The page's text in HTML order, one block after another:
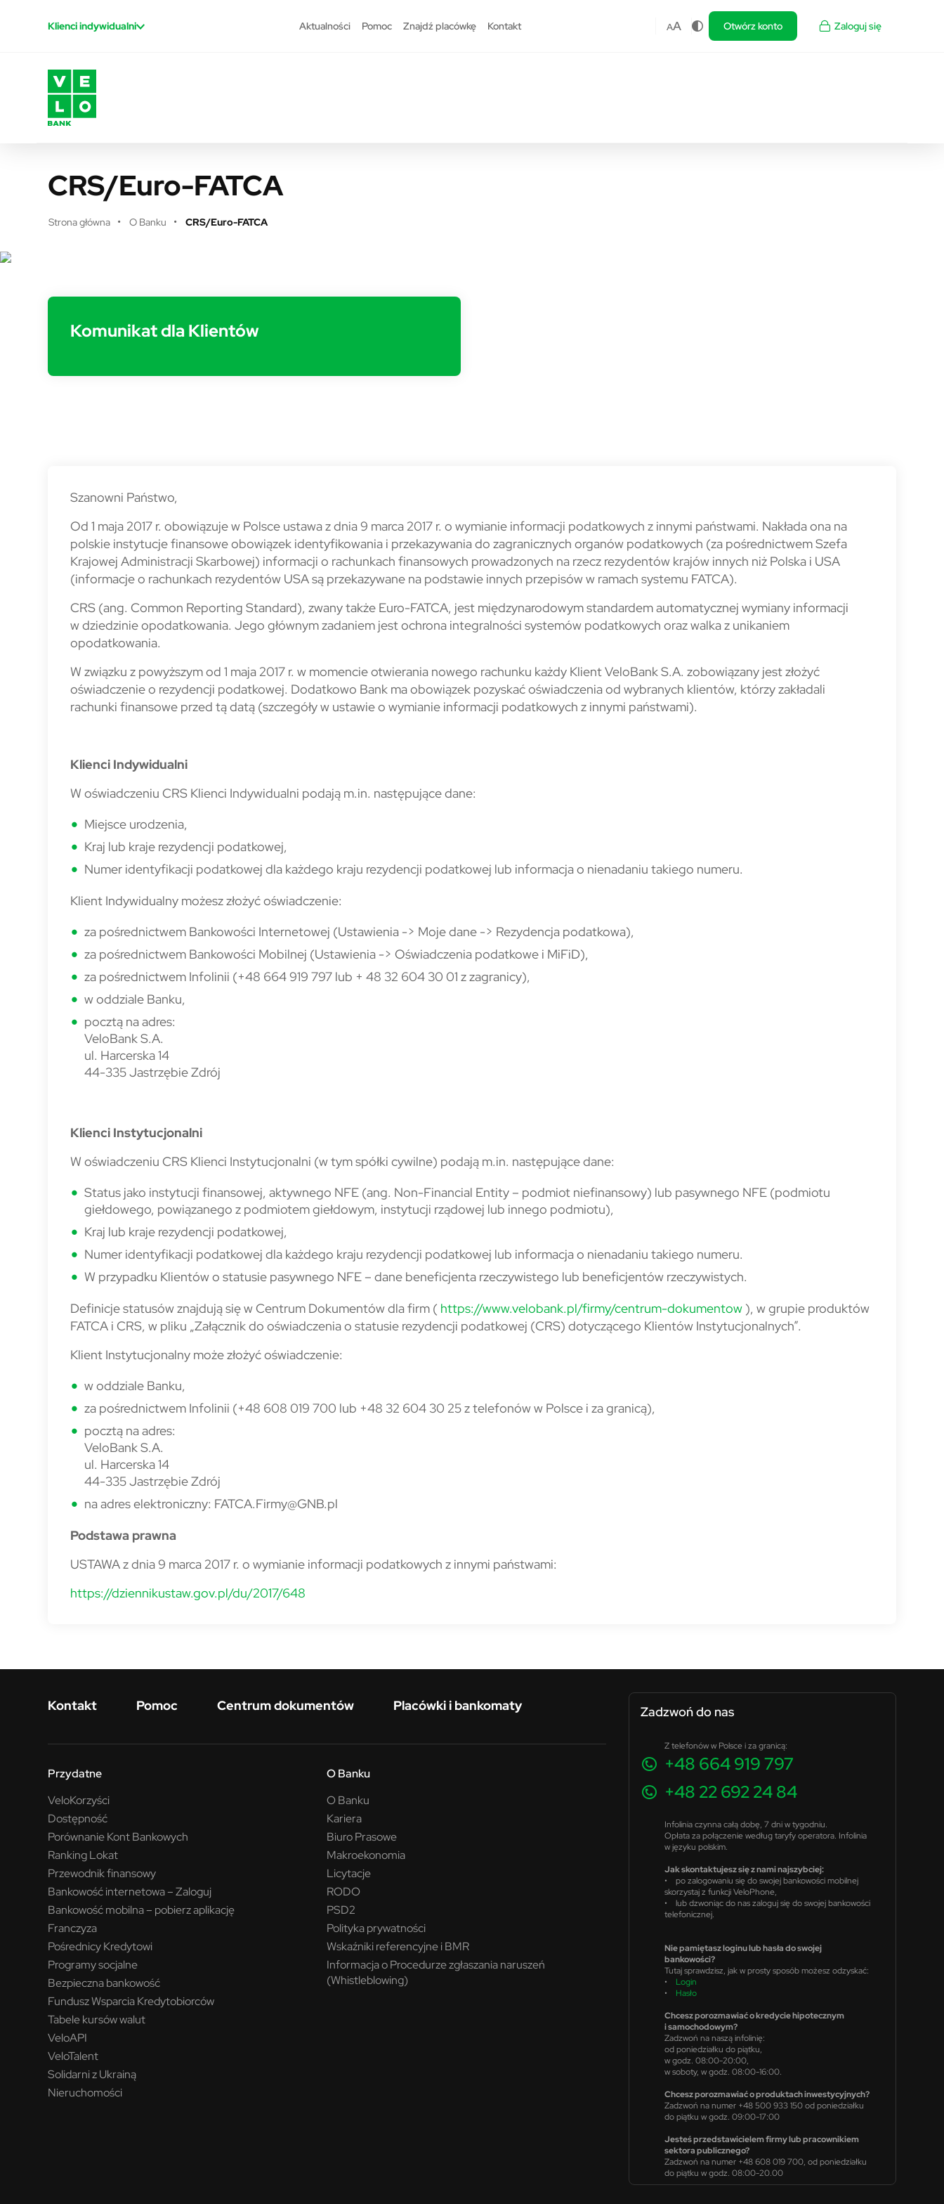
Klienci indywidualni Aktualności Pomoc Znajdź placówkę Kontakt AA Otwórz konto Zaloguj się
CRS/Euro-FATCA
Strona główna O Banku CRS/Euro-FATCA
Komunikat dla Klientów
Szanowni Państwo,
Od 1 maja 2017 r. obowiązuje w Polsce ustawa z dnia 9 marca 2017 r. o wymianie informacji podatkowych z innymi państwami. Nakłada ona na
polskie instytucje finansowe obowiązek identyfikowania i przekazywania do zagranicznych organów podatkowych (za pośrednictwem Szefa
Krajowej Administracji Skarbowej) informacji o rachunkach finansowych prowadzonych na rzecz rezydentów krajów innych niż Polska i USA
(informacje o rachunkach rezydentów USA są przekazywane na podstawie innych przepisów w ramach systemu FATCA).
CRS (ang. Common Reporting Standard), zwany także Euro-FATCA, jest międzynarodowym standardem automatycznej wymiany informacji
w dziedzinie opodatkowania. Jego głównym zadaniem jest ochrona integralności systemów podatkowych oraz walka z unikaniem
opodatkowania.
W związku z powyższym od 1 maja 2017 r. w momencie otwierania nowego rachunku każdy Klient VeloBank S.A. zobowiązany jest złożyć
oświadczenie o rezydencji podatkowej. Dodatkowo Bank ma obowiązek pozyskać oświadczenia od wybranych klientów, którzy zakładali
rachunki finansowe przed tą datą (szczegóły w ustawie o wymianie informacji podatkowych z innymi państwami).
Klienci Indywidualni
W oświadczeniu CRS Klienci Indywidualni podają m.in. następujące dane:
Miejsce urodzenia,
Kraj lub kraje rezydencji podatkowej,
Numer identyfikacji podatkowej dla każdego kraju rezydencji podatkowej lub informacja o nienadaniu takiego numeru.
Klient Indywidualny możesz złożyć oświadczenie:
za pośrednictwem Bankowości Internetowej (Ustawienia -> Moje dane -> Rezydencja podatkowa),
za pośrednictwem Bankowości Mobilnej (Ustawienia -> Oświadczenia podatkowe i MiFiD),
za pośrednictwem Infolinii (+48 664 919 797 lub + 48 32 604 30 01 z zagranicy),
w oddziale Banku,
pocztą na adres:
VeloBank S.A.
ul. Harcerska 14
44-335 Jastrzębie Zdrój
Klienci Instytucjonalni
W oświadczeniu CRS Klienci Instytucjonalni (w tym spółki cywilne) podają m.in. następujące dane:
Status jako instytucji finansowej, aktywnego NFE (ang. Non-Financial Entity – podmiot niefinansowy) lub pasywnego NFE (podmiotu
giełdowego, powiązanego z podmiotem giełdowym, instytucji rządowej lub innego podmiotu),
Kraj lub kraje rezydencji podatkowej,
Numer identyfikacji podatkowej dla każdego kraju rezydencji podatkowej lub informacja o nienadaniu takiego numeru.
W przypadku Klientów o statusie pasywnego NFE – dane beneficjenta rzeczywistego lub beneficjentów rzeczywistych.
Definicje statusów znajdują się w Centrum Dokumentów dla firm ( https://www.velobank.pl/firmy/centrum-dokumentow ), w grupie produktów
FATCA i CRS, w pliku „Załącznik do oświadczenia o statusie rezydencji podatkowej (CRS) dotyczącego Klientów Instytucjonalnych”.
Klient Instytucjonalny może złożyć oświadczenie:
w oddziale Banku,
za pośrednictwem Infolinii (+48 608 019 700 lub +48 32 604 30 25 z telefonów w Polsce i za granicą),
pocztą na adres:
VeloBank S.A.
ul. Harcerska 14
44-335 Jastrzębie Zdrój
na adres elektroniczny: FATCA.Firmy@GNB.pl
Podstawa prawna
USTAWA z dnia 9 marca 2017 r. o wymianie informacji podatkowych z innymi państwami:
https://dziennikustaw.gov.pl/du/2017/648
Menu w stopce
Kontakt Pomoc Centrum dokumentów Placówki i bankomaty
Przydatne
VeloKorzyści
Dostępność
Porównanie Kont Bankowych
Ranking Lokat
Przewodnik finansowy
Bankowość internetowa – Zaloguj
Bankowość mobilna – pobierz aplikację
Franczyza
Pośrednicy Kredytowi
Programy socjalne
Bezpieczna bankowość
Fundusz Wsparcia Kredytobiorców
Tabele kursów walut
VeloAPI
VeloTalent
Solidarni z Ukrainą
Nieruchomości
O Banku
O Banku
Kariera
Biuro Prasowe
Makroekonomia
Licytacje
RODO
PSD2
Polityka prywatności
Wskaźniki referencyjne i BMR
Informacja o Procedurze zgłaszania naruszeń
(Whistleblowing)
Zadzwoń do nas
Z telefonów w Polsce i za granicą:
+48 664 919 797
+48 22 692 24 84
Infolinia czynna całą dobę, 7 dni w tygodniu.
Opłata za połączenie według taryfy operatora. Infolinia
w języku polskim.
Jak skontaktujesz się z nami najszybciej:
• po zalogowaniu się do swojej bankowości mobilnej
skorzystaj z funkcji VeloPhone,
• lub dzwoniąc do nas zaloguj się do swojej bankowości
telefonicznej.
Nie pamiętasz loginu lub hasła do swojej
bankowości?
Tutaj sprawdzisz, jak w prosty sposób możesz odzyskać:
• Login
• Hasło
Chcesz porozmawiać o kredycie hipotecznym
i samochodowym?
Zadzwoń na naszą infolinię:
od poniedziałku do piątku,
w godz. 08:00-20:00,
w soboty, w godz. 08:00-16:00.
Chcesz porozmawiać o produktach inwestycyjnych?
Zadzwoń na numer +48 500 933 150 od poniedziałku
do piątku w godz. 09:00-17:00
Jesteś przedstawicielem firmy lub pracownikiem
sektora publicznego?
Zadzwoń na numer +48 608 019 700, od poniedziałku
do piątku w godz. 08:00-20.00